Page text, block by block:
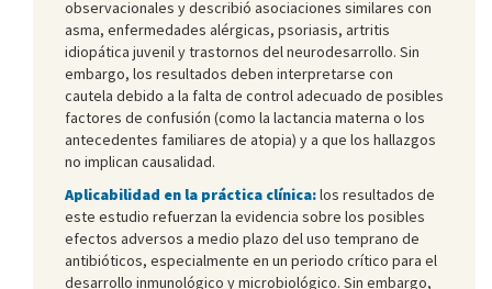
observacionales y describió asociaciones similares con
asma, enfermedades alérgicas, psoriasis, artritis
idiopática juvenil y trastornos del neurodesarrollo. Sin
embargo, los resultados deben interpretarse con
cautela debido a la falta de control adecuado de posibles
factores de confusión (como la lactancia materna o los
antecedentes familiares de atopia) y a que los hallazgos
no implican causalidad.
Aplicabilidad en la práctica clínica:los resultados de
este estudio refuerzan la evidencia sobre los posibles
efectos adversos a medio plazo del uso temprano de
antibióticos, especialmente en un periodo crítico para el
desarrollo inmunológico y microbiológico. Sin embargo,